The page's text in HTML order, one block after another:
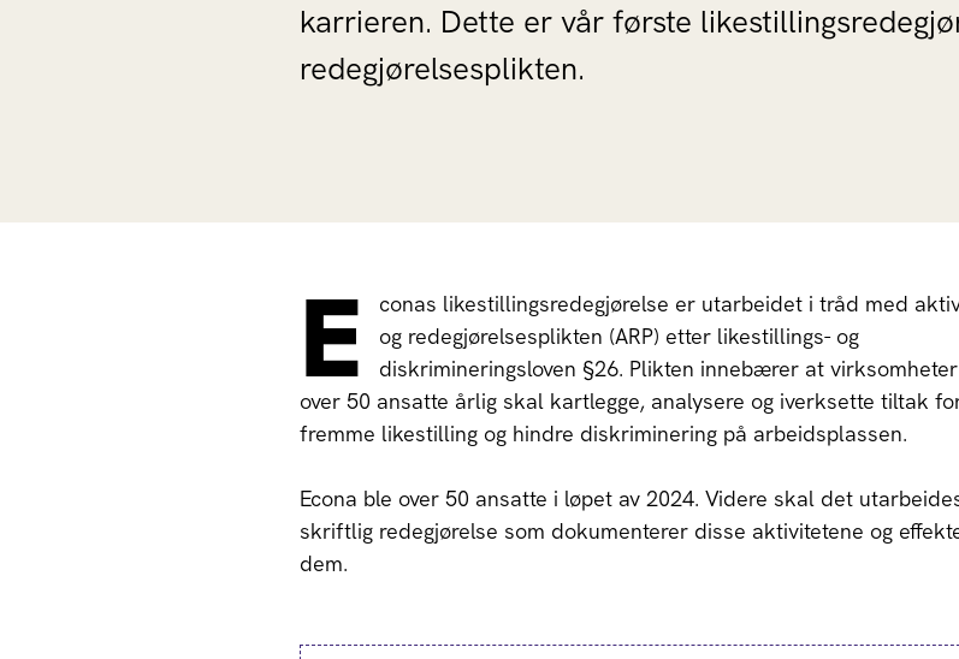
karrieren. Dette er vår første
redegjørelsesplikten.
E
conas likestillingsredegjørelse er utarbeidet i tråd med
og redegjørelsesplikten (ARP) etter likestillings- og
diskrimineringsloven §26. Plikten innebærer at
over 50 ansatte årlig skal kartlegge, analysere og iverksette tiltak
fremme likestilling og hindre diskriminering på arbeidsplassen.
Econa ble over 50 ansatte i løpet av 2024. Videre skal det
skriftlig redegjørelse som dokumenterer disse aktivitetene og
dem.